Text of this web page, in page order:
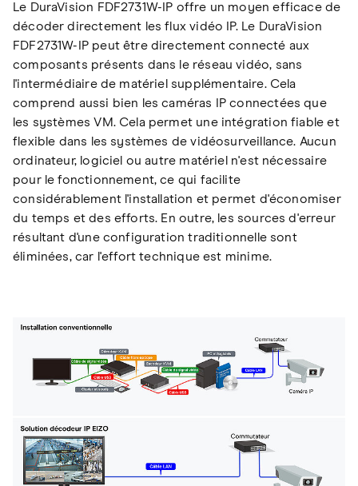
Le DuraVision FDF2731W-IP offre un moyen efficace de
décoder directement les flux vidéo IP. Le DuraVision
FDF2731W-IP peut être directement connecté aux
composants présents dans le réseau vidéo, sans
l'intermédiaire de matériel supplémentaire. Cela
comprend aussi bien les caméras IP connectées que
les systèmes VM. Cela permet une intégration fiable et
flexible dans les systèmes de vidéosurveillance. Aucun
ordinateur, logiciel ou autre matériel n'est nécessaire
pour le fonctionnement, ce qui facilite
considérablement l'installation et permet d'économiser
du temps et des efforts. En outre, les sources d'erreur
résultant d'une configuration traditionnelle sont
éliminées, car l'effort technique est minime.